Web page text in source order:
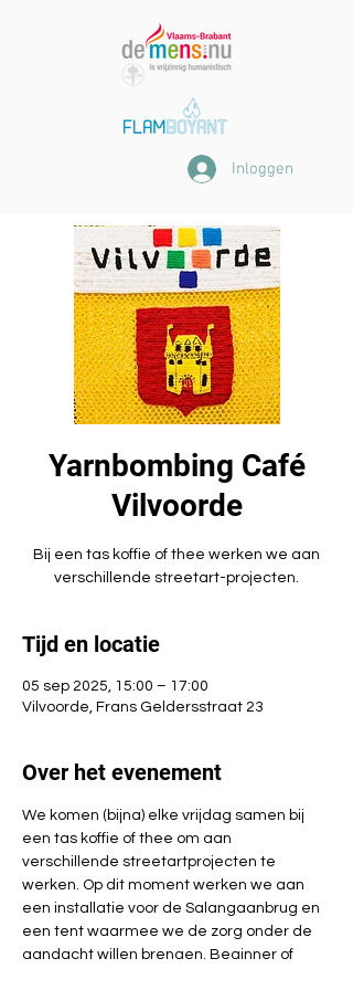
Inloggen
Yarnbombing Café
Vilvoorde
Bij een tas koffie of thee werken we aan
verschillende streetart-projecten.
Tijd en locatie
05 sep 2025, 15:00 – 17:00
Vilvoorde, Frans Geldersstraat 23
Over het evenement
We komen (bijna) elke vrijdag samen bij
een tas koffie of thee om aan
verschillende streetartprojecten te
werken. Op dit moment werken we aan
een installatie voor de Salangaanbrug en
een tent waarmee we de zorg onder de
aandacht willen brengen. Beginner of